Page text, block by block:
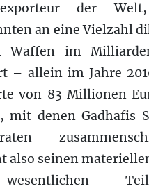
der
an eine Vielzahl
Waffen im
– allein im Jahre
von 83 Millionen
mit denen Gadhafis
also seinen